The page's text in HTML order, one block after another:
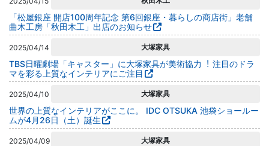
「松屋銀座 開店100周年記念 第6回銀座・暮らしの商店街」老舗
曲木工房「秋田木工」出店のお知らせ
2025/04/14 大塚家具
TBS⽇曜劇場「キャスター」に⼤塚家具が美術協⼒︕ 注目のドラ
マを彩る上質なインテリアにご注目
2025/04/10 大塚家具
世界の上質なインテリアがここに。 IDC OTSUKA 池袋ショールー
ムが4月26日（土）誕生
2025/04/09 大塚家具